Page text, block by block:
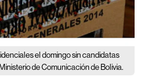
el domingo sin candidatas
de Comunicación de Bolivia.